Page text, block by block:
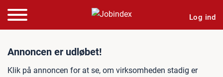
Log ind
Jobannonce: Kok til
Annoncen er udløbet!
Klik på annoncen for at se, om virksomheden stadig er